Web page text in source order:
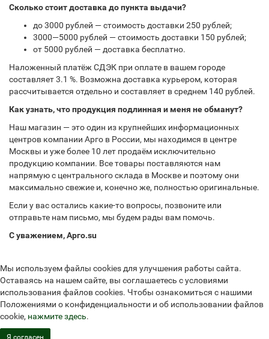
Сколько стоит доставка до пункта выдачи?
до 3000 рублей — стоимость доставки 250 рублей;
3000—5000 рублей — стоимость доставки 150 рублей;
от 5000 рублей — доставка бесплатно.
Наложенный платёж СДЭК при оплате в вашем городе
составляет 3.1 %. Возможна доставка курьером, которая
рассчитывается отдельно и составляет в среднем 140 рублей.
Как узнать, что продукция подлинная и меня не обманут?
Наш магазин — это один из крупнейших информационных
центров компании Арго в России, мы находимся в центре
Москвы и уже более 10 лет продаём исключительно
продукцию компании. Все товары поставляются нам
напрямую с центрального склада в Москве и поэтому они
максимально свежие и, конечно же, полностью оригинальные.
Если у вас остались какие-то вопросы, позвоните или
отправьте нам письмо, мы будем рады вам помочь.
С уважением, Арго.su
Мы используем файлы cookies для улучшения работы сайта.
Оставаясь на нашем сайте, вы соглашаетесь с условиями
использования файлов cookies. Чтобы ознакомиться с нашими
Положениями о конфиденциальности и об использовании файлов
cookie, нажмите здесь.
Я согласен